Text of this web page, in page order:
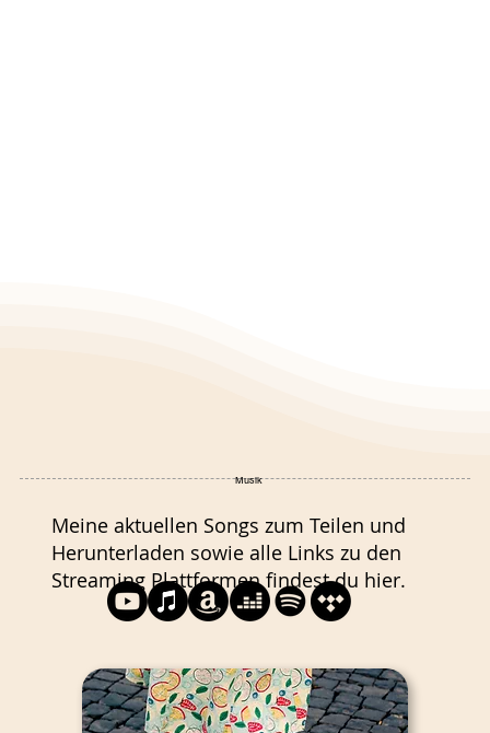
Musik
Meine aktuellen Songs zum Teilen und
Herunterladen sowie alle Links zu den
Streaming Plattformen findest du hier.